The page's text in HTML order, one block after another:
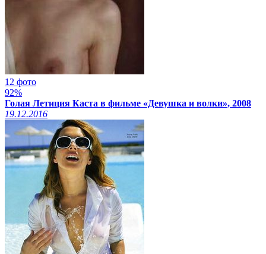
12 фото
92%
Голая Летиция Каста в фильме «Девушка и волки», 2008
19.12.2016